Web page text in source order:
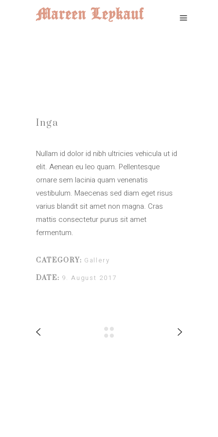
Inga
Nullam id dolor id nibh ultricies vehicula ut id
elit. Aenean eu leo quam. Pellentesque
ornare sem lacinia quam venenatis
vestibulum. Maecenas sed diam eget risus
varius blandit sit amet non magna. Cras
mattis consectetur purus sit amet
fermentum.
CATEGORY: Gallery
DATE: 9. August 2017